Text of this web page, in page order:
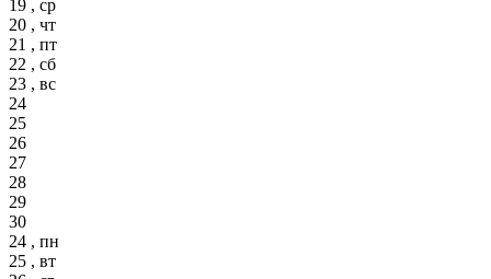
19 , ср
20 , чт
21 , пт
22 , сб
23 , вс
24
25
26
27
28
29
30
24 , пн
25 , вт